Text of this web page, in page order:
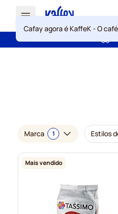
Cafay agora é KaffeK - O
Marca 1 Estilos
Mais vendido